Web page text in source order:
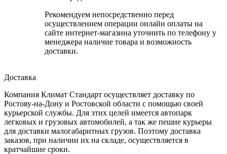
Рекомендуем непосредственно перед
осуществлением операции онлайн оплаты на
сайте интернет-магазина уточнить по телефону у
менеджера наличие товара и возможность
доставки.
Доставка
Компания Климат Стандарт осуществляет доставку по
Ростову-на-Дону и Ростовской области с помощью своей
курьерской службы. Для этих целей имеется автопарк
легковых и грузовых автомобилей, а так же пешие курьеры
для доставки малогабаритных грузов. Поэтому доставка
заказов, при наличии их на складе, осуществляется в
кратчайшие сроки.